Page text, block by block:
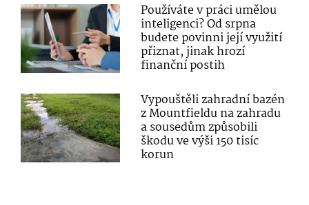
Používáte v práci umělou
inteligenci? Od srpna
budete povinni její využití
přiznat, jinak hrozí
finanční postih
Vypouštěli zahradní bazén
z Mountfieldu na zahradu
a sousedům způsobili
škodu ve výši 150 tisíc
korun